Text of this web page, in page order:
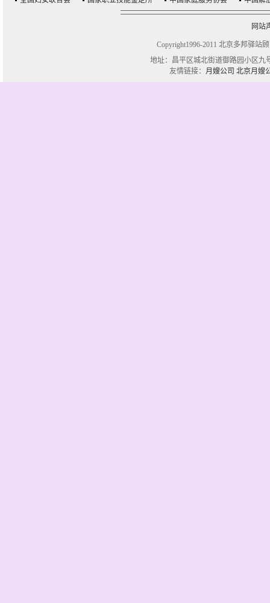
网站
Copyright1996-2011 北京多邦驿站
地址：昌平区城北街道御路园小区九
友情链接： 月嫂公司 北京月嫂